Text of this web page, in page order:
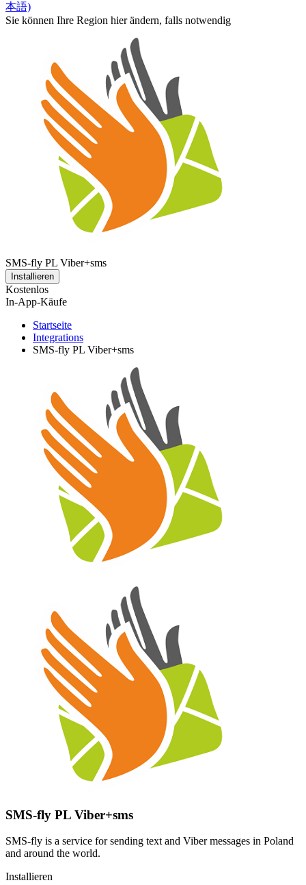
本語)
Sie können Ihre Region hier ändern, falls notwendig
SMS-fly PL Viber+sms
Installieren
Kostenlos
In-App-Käufe
Startseite
Integrations
SMS-fly PL Viber+sms
SMS-fly PL Viber+sms
SMS-fly is a service for sending text and Viber messages in Poland
and around the world.
Installieren